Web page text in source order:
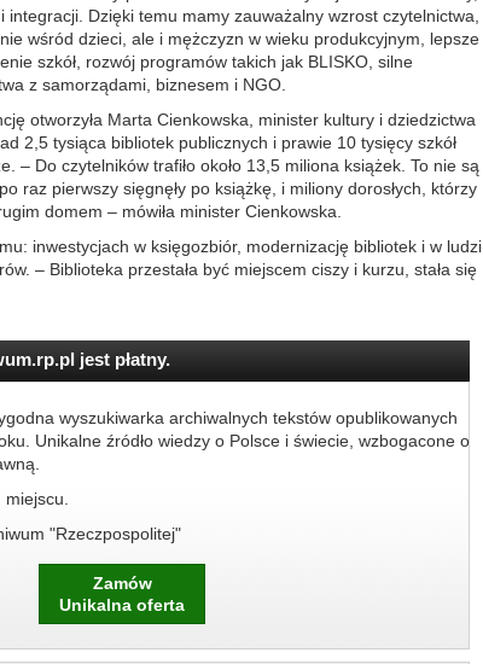
integracji. Dzięki temu mamy zauważalny wzrost czytelnictwa,
wśród dzieci, ale i mężczyzn w wieku produkcyjnym, lepsze
szkół, rozwój programów takich jak BLISKO, silne
z samorządami, biznesem i NGO.
otworzyła Marta Cienkowska, minister kultury i dziedzictwa
2,5 tysiąca bibliotek publicznych i prawie 10 tysięcy szkół
– Do czytelników trafiło około 13,5 miliona książek. To nie są
raz pierwszy sięgnęły po książkę, i miliony dorosłych, którzy
domem – mówiła minister Cienkowska.
inwestycjach w księgozbiór, modernizację bibliotek i w ludzi
– Biblioteka przestała być miejscem ciszy i kurzu, stała się
jest płatny.
wyszukiwarka archiwalnych tekstów opublikowanych
Unikalne źródło wiedzy o Polsce i świecie, wzbogacone o
"Rzeczpospolitej"
Zamów
Unikalna oferta